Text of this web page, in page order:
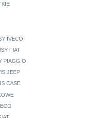
IVECO
FIAT
PIAGGIO
JEEP
CASE